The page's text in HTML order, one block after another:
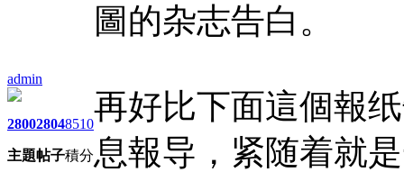
admin
2800
主題
2804
帖子
8510
積分
圖的杂志告白。
再好比下面這個報
息報导，紧随着就